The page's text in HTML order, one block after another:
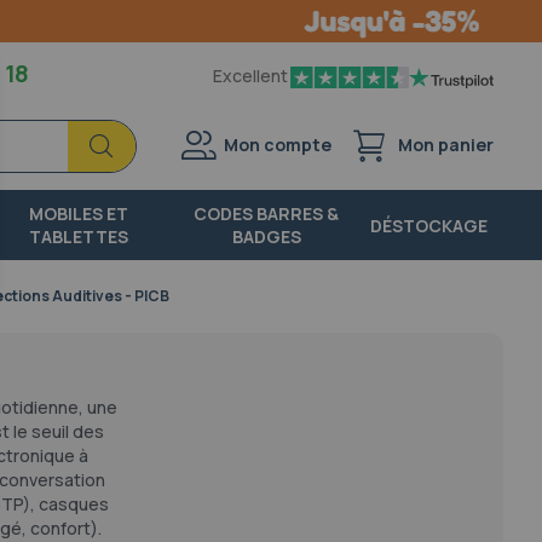
18 Excellent
Chercher
Chercher
Mon compte Mon panier
MOBILES ET
TABLETTES
CODES BARRES &
BADGES
DÉSTOCKAGE
Auditives - PICB
une
le seuil des
à
casques
confort).